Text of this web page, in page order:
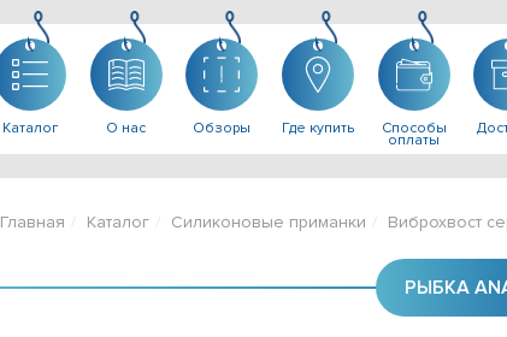
Каталог О нас Обзоры Где купить Способы
оплаты
Главная Каталог Силиконовые приманки Виброхвост
РЫБКА